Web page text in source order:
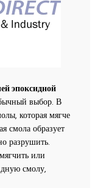
эпоксидной
выбор. В
которая мягче
смола образует
разрушить.
или
смолу,